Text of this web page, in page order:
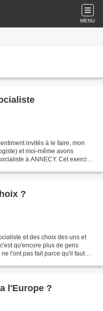
MENU
invités à le faire, mon
et moi-même avons
à ANNECY. Cet exercice
?
et des choix des uns et
qu'encore plus de gens
l'ont pas fait parce qu'il faut
l'Europe ?